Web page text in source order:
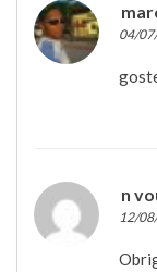
04/
n
12/